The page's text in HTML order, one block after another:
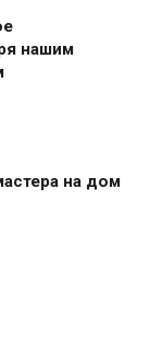
нашим
на дом